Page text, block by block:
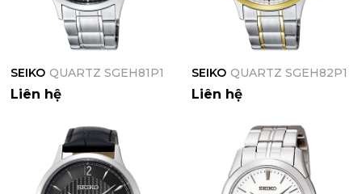
SEIKO QUARTZ SGEH81P1
Liên hệ
SEIKO QUARTZ SGEH82P1
Liên hệ